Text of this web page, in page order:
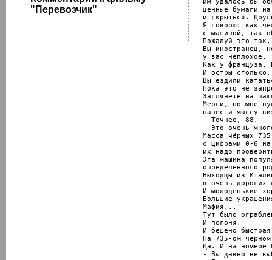
"Перевозчик"
ценные бумаги
и скрыться.
Я говорю: как
с машиной, так
Пожалуй это
Вы иностранец,
у вас неплохое.
Как у француза.
И остры
Вы ездили
Пока это не
Заглянете на
Мерси, но мне
нанести массу
- Точнее, 88.
- Это очень
Масса чёрных
с цифрами 0-6
их надо
Эта машина
определённого
Выходцы из
в очень дорогих
И молоденькие
Большие
Мафия...
Тут было
И погоня.
И бешено
На 735-ом
Да. И на номере
- Вы давно не